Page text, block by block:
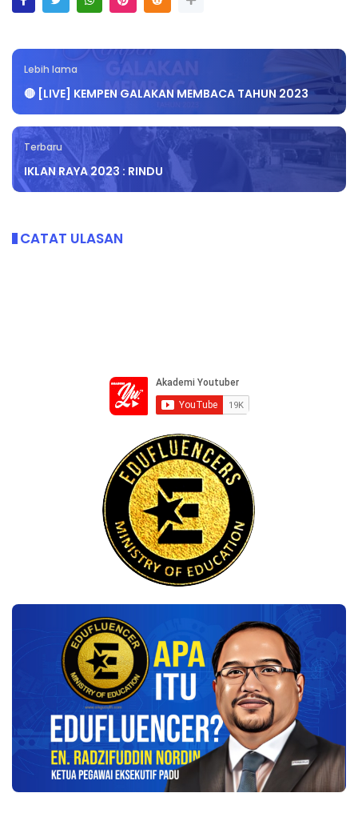
Lebih lama
🔴 [LIVE] KEMPEN GALAKAN MEMBACA TAHUN 2023
Terbaru
IKLAN RAYA 2023 : RINDU
CATAT ULASAN